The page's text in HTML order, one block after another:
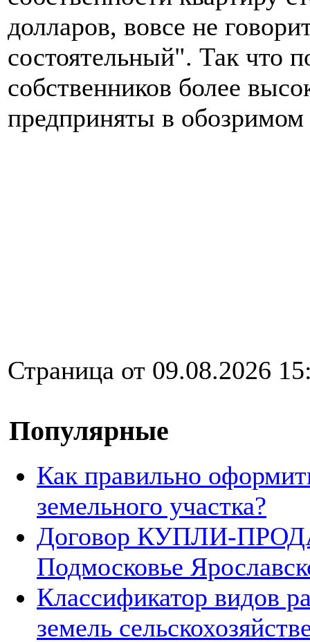
долларов, вовсе не
состоятельный". Так что
собственников более
предприняты в
Страница от 09.08.2026
Популярные
Как правильно
земельного участка?
Договор КУПЛИ-
Подмосковье
Классификатор видов
земель